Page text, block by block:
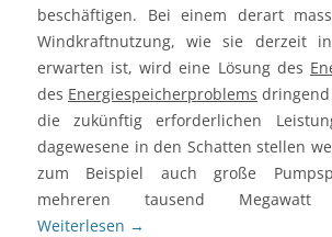
beschäftigen. Bei einem derart
Windkraftnutzung, wie sie derzeit
erwarten ist, wird eine Lösung des
des Energiespeicherproblems
die zukünftig erforderlichen
dagewesene in den Schatten stellen
zum Beispiel auch große
mehreren tausend Megawatt
Weiterlesen →